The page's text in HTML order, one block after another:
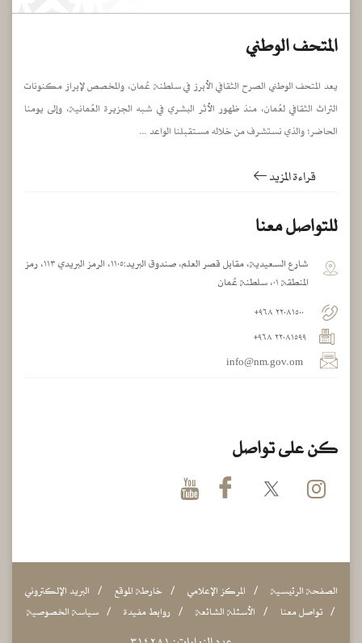
المتحف الوطني
يعد المتحف الوطني الصرح الثقافي الأبرز في سلطنة عُمان، والمخصص لإبراز مكنونات
التراث الثقافي لعُمان، منذ ظهور الأثر البشري في شبه الجزيرة العُمانية، وإلى يومنا
الحاضر؛ والذي نستشرف من خلاله مستقبلنا الواعد ...
قراءة المزيد
للتواصل معنا
شارع السعيدية، مقابل قصر العلم، صندوق البريد:١١٠٥، الرمز البريدي ١١٣، رمز
المنطقة ٠١، سلطنة عُمان
كن على تواصل
الصفحة الرئيسية المركز الإعلامي خارطة الموقع
البريد الإلكتروني
تواصل معنا
الأسئلة الشائعة روابط مفيدة سياسة الخصوصية